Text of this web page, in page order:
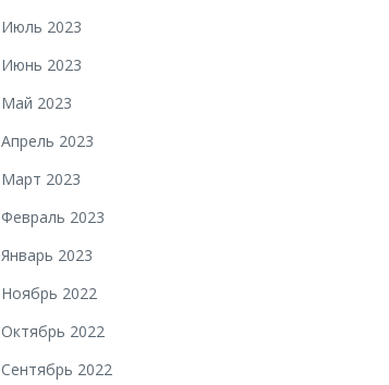
Июль 2023
Июнь 2023
Май 2023
Апрель 2023
Март 2023
Февраль 2023
Январь 2023
Ноябрь 2022
Октябрь 2022
Сентябрь 2022